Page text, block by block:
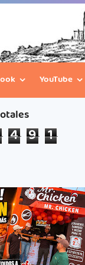
YouTube
4 9 1